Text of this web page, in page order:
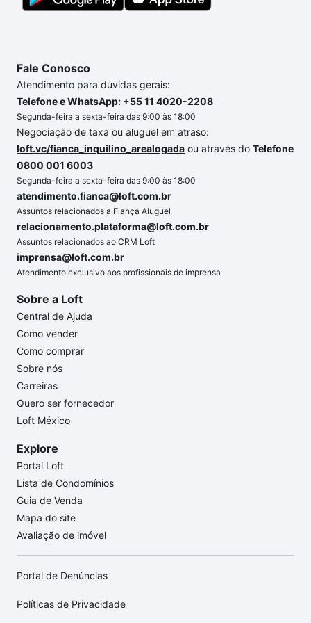
Fale Conosco
Atendimento para dúvidas gerais:
Telefone e WhatsApp: +55 11 4020-2208
Segunda-feira a sexta-feira das 9:00 às 18:00
Negociação de taxa ou aluguel em atraso:
loft.vc/fianca_inquilino_arealogada ou através do Telefone
0800 001 6003
Segunda-feira a sexta-feira das 9:00 às 18:00
atendimento.fianca@loft.com.br
Assuntos relacionados a Fiança Aluguel
relacionamento.plataforma@loft.com.br
Assuntos relacionados ao CRM Loft
imprensa@loft.com.br
Atendimento exclusivo aos profissionais de imprensa
Sobre a Loft
Central de Ajuda
Como vender
Como comprar
Sobre nós
Carreiras
Quero ser fornecedor
Loft México
Explore
Portal Loft
Lista de Condomínios
Guia de Venda
Mapa do site
Avaliação de imóvel
Portal de Denúncias
Políticas de Privacidade